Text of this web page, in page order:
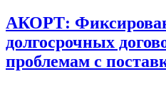
АКОРТ:
долгосрочных
проблемам с